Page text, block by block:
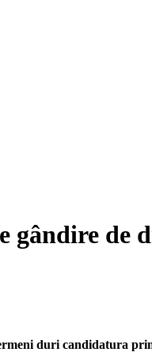
de
duri candidatura